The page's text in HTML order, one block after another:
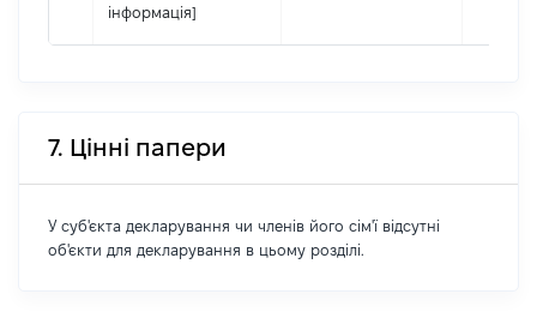
інформація]
7. Цінні папери
У суб'єкта декларування чи членів його сім'ї відсутні
об'єкти для декларування в цьому розділі.